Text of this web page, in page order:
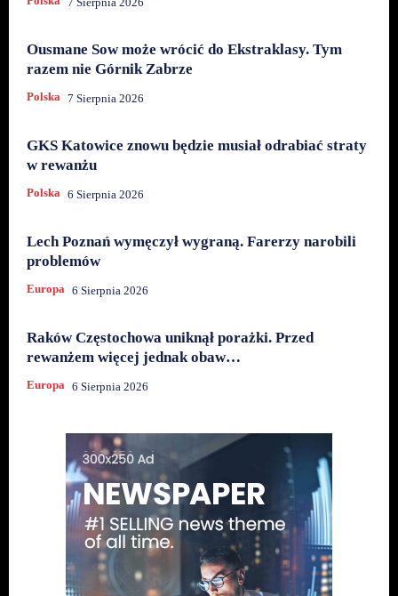
Ousmane Sow może wrócić do Ekstraklasy. Tym
razem nie Górnik Zabrze
Polska 7 Sierpnia 2026
GKS Katowice znowu będzie musiał odrabiać straty
w rewanżu
Polska 6 Sierpnia 2026
Lech Poznań wymęczył wygraną. Farerzy narobili
problemów
Europa 6 Sierpnia 2026
Raków Częstochowa uniknął porażki. Przed
rewanżem więcej jednak obaw…
Europa 6 Sierpnia 2026